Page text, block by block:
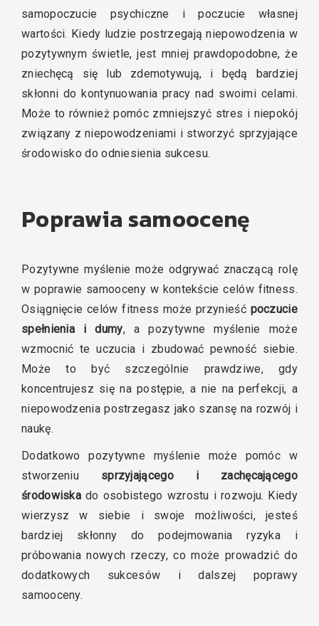
samopoczucie psychiczne i poczucie własnej
wartości. Kiedy ludzie postrzegają niepowodzenia w
pozytywnym świetle, jest mniej prawdopodobne, że
zniechęcą się lub zdemotywują, i będą bardziej
skłonni do kontynuowania pracy nad swoimi celami.
Może to również pomóc zmniejszyć stres i niepokój
związany z niepowodzeniami i stworzyć sprzyjające
środowisko do odniesienia sukcesu.
Poprawia samoocenę
Pozytywne myślenie może odgrywać znaczącą rolę
w poprawie samooceny w kontekście celów fitness.
Osiągnięcie celów fitness może przynieść poczucie
spełnienia i dumy, a pozytywne myślenie może
wzmocnić te uczucia i zbudować pewność siebie.
Może to być szczególnie prawdziwe, gdy
koncentrujesz się na postępie, a nie na perfekcji, a
niepowodzenia postrzegasz jako szansę na rozwój i
naukę.
Dodatkowo pozytywne myślenie może pomóc w
stworzeniu sprzyjającego i zachęcającego
środowiska do osobistego wzrostu i rozwoju. Kiedy
wierzysz w siebie i swoje możliwości, jesteś
bardziej skłonny do podejmowania ryzyka i
próbowania nowych rzeczy, co może prowadzić do
dodatkowych sukcesów i dalszej poprawy
samooceny.